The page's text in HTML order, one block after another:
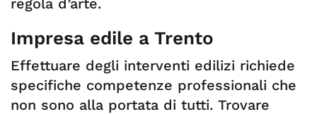
regola d’arte.
Impresa edile a Trento
Effettuare degli interventi edilizi richiede
specifiche competenze professionali che
non sono alla portata di tutti. Trovare